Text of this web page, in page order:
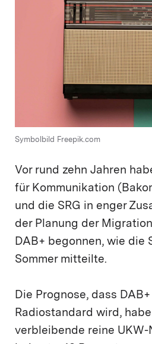
Symbolbild Freepik.com
Vor rund zehn Jahren
für Kommunikation
und die SRG in enger
der Planung der
DAB+ begonnen, wie die
Sommer mitteilte.
Die Prognose, dass
Radiostandard wird,
verbleibende reine